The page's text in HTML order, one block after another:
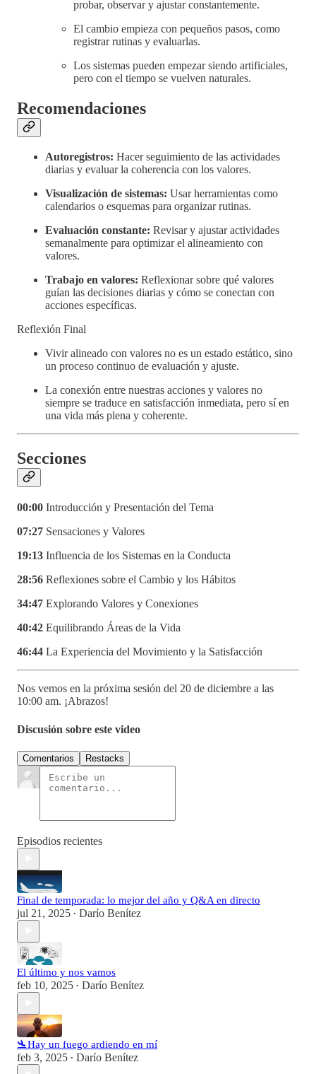
probar, observar y ajustar constantemente.
El cambio empieza con pequeños pasos, como
registrar rutinas y evaluarlas.
Los sistemas pueden empezar siendo artificiales,
pero con el tiempo se vuelven naturales.
Recomendaciones
Autoregistros: Hacer seguimiento de las actividades
diarias y evaluar la coherencia con los valores.
Visualización de sistemas: Usar herramientas como
calendarios o esquemas para organizar rutinas.
Evaluación constante: Revisar y ajustar actividades
semanalmente para optimizar el alineamiento con
valores.
Trabajo en valores: Reflexionar sobre qué valores
guían las decisiones diarias y cómo se conectan con
acciones específicas.
Reflexión Final
Vivir alineado con valores no es un estado estático, sino
un proceso continuo de evaluación y ajuste.
La conexión entre nuestras acciones y valores no
siempre se traduce en satisfacción inmediata, pero sí en
una vida más plena y coherente.
Secciones
00:00 Introducción y Presentación del Tema
07:27 Sensaciones y Valores
19:13 Influencia de los Sistemas en la Conducta
28:56 Reflexiones sobre el Cambio y los Hábitos
34:47 Explorando Valores y Conexiones
40:42 Equilibrando Áreas de la Vida
46:44 La Experiencia del Movimiento y la Satisfacción
Nos vemos en la próxima sesión del 20 de diciembre a las
10:00 am. ¡Abrazos!
Discusión sobre este video
Comentarios Restacks
Episodios recientes
Final de temporada: lo mejor del año y Q&A en directo
jul 21, 2025 • Darío Benítez
El último y nos vamos
feb 10, 2025 • Darío Benítez
🛬Hay un fuego ardiendo en mí
feb 3, 2025 • Darío Benítez